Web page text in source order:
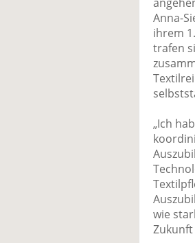
Anna-
ihrem
trafen
„Ich
wie
Zukunft